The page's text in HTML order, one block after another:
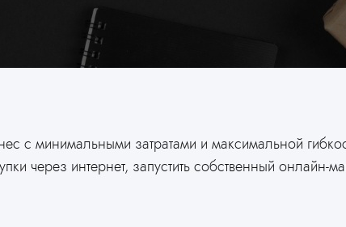
с минимальными затратами и максимальной
через интернет, запустить собственный онлайн-